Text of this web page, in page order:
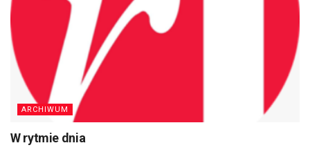
ARCHIWUM
W rytmie dnia